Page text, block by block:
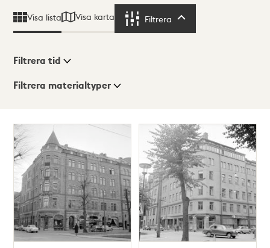
Visa lista Visa karta Filtrera
Visningsläge
ListaKarta
Filtrera tid
Filtrera materialtyper
träffar